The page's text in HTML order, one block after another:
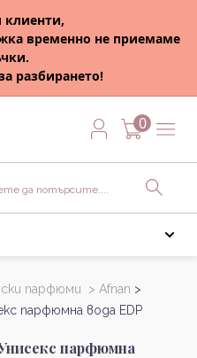
временно не приемаме
разбирането!
0
парфюми > Afnan >
парфюмна вода EDP
парфюмна